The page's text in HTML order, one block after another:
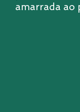
amarrada ao